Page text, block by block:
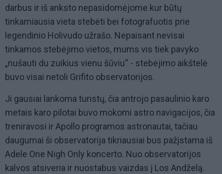
darbus ir iš anksto nepasidomėjome kur būtų
tinkamiausia vieta stebėti bei fotografuotis prie
legendinio Holivudo užrašo. Nepaisant nevisai
tinkamos stebėjimo vietos, mums vis tiek pavyko
„nušauti du zuikius vienu šūviu“ - stebėjimo aikštelė
buvo visai netoli Grifito observatorijos.
Ji gausiai lankoma turistų, čia antrojo pasaulinio karo
metais karo pilotai buvo mokomi astro navigacijos, čia
treniravosi ir Apollo programos astronautai, tačiau
daugumai ši observatorija tikriausiai bus pažįstama iš
Adele One Nigh Only koncerto. Nuo observatorijos
kalvos atsiveria ir nuostabus vaizdas į Los Andželą.